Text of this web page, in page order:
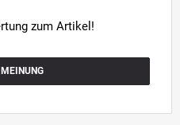
zum Artikel!